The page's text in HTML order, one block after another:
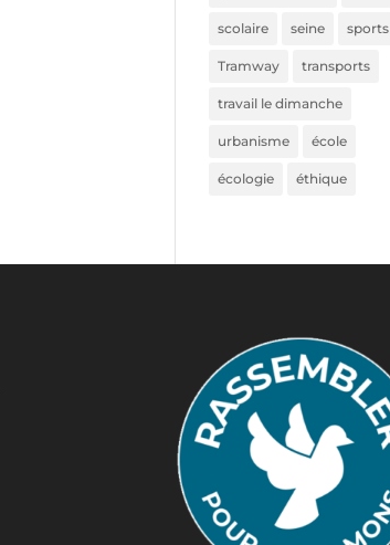
scolaire seine sports
Tramway transports
travail le dimanche
urbanisme école
écologie éthique